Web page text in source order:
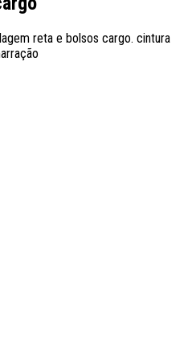
reta e bolsos cargo. cintura